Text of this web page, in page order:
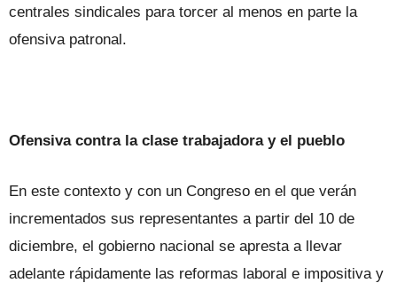
centrales sindicales para torcer al menos en parte la
ofensiva patronal.
Ofensiva contra la clase trabajadora y el pueblo
En este contexto y con un Congreso en el que verán
incrementados sus representantes a partir del 10 de
diciembre, el gobierno nacional se apresta a llevar
adelante rápidamente las reformas laboral e impositiva y